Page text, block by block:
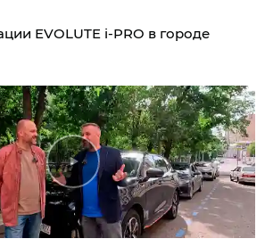
EVOLUTE i‑PRO в городе